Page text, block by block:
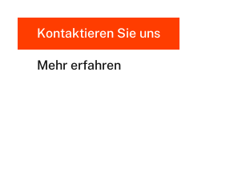
Kontaktieren Sie uns
Mehr erfahren